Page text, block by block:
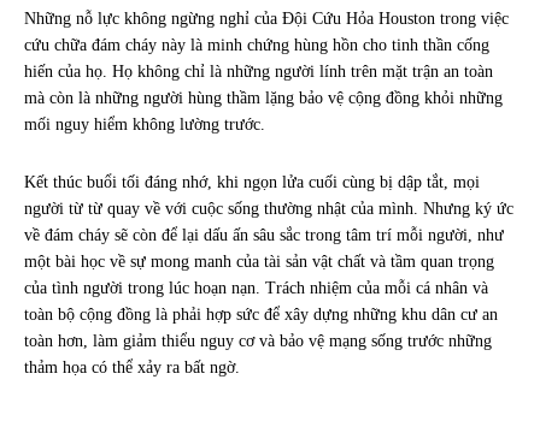
Những nỗ lực không ngừng nghỉ của Đội Cứu Hỏa Houston trong việc
cứu chữa đám cháy này là minh chứng hùng hồn cho tinh thần cống
hiến của họ. Họ không chỉ là những người lính trên mặt trận an toàn
mà còn là những người hùng thầm lặng bảo vệ cộng đồng khỏi những
mối nguy hiểm không lường trước.
Kết thúc buổi tối đáng nhớ, khi ngọn lửa cuối cùng bị dập tắt, mọi
người từ từ quay về với cuộc sống thường nhật của mình. Nhưng ký ức
về đám cháy sẽ còn để lại dấu ấn sâu sắc trong tâm trí mỗi người, như
một bài học về sự mong manh của tài sản vật chất và tầm quan trọng
của tình người trong lúc hoạn nạn. Trách nhiệm của mỗi cá nhân và
toàn bộ cộng đồng là phải hợp sức để xây dựng những khu dân cư an
toàn hơn, làm giảm thiểu nguy cơ và bảo vệ mạng sống trước những
thảm họa có thể xảy ra bất ngờ.